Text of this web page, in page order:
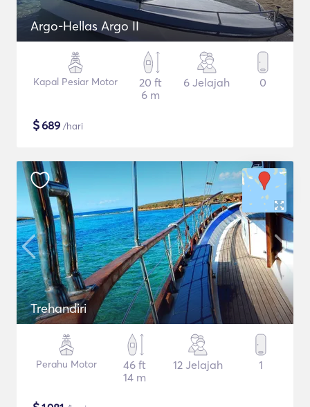
Argo-Hellas Argo II
Kapal Pesiar Motor
20 ft
6 m
6 Jelajah 0
$689 /hari
Trehandiri
Perahu Motor
46 ft
14 m
12 Jelajah 1